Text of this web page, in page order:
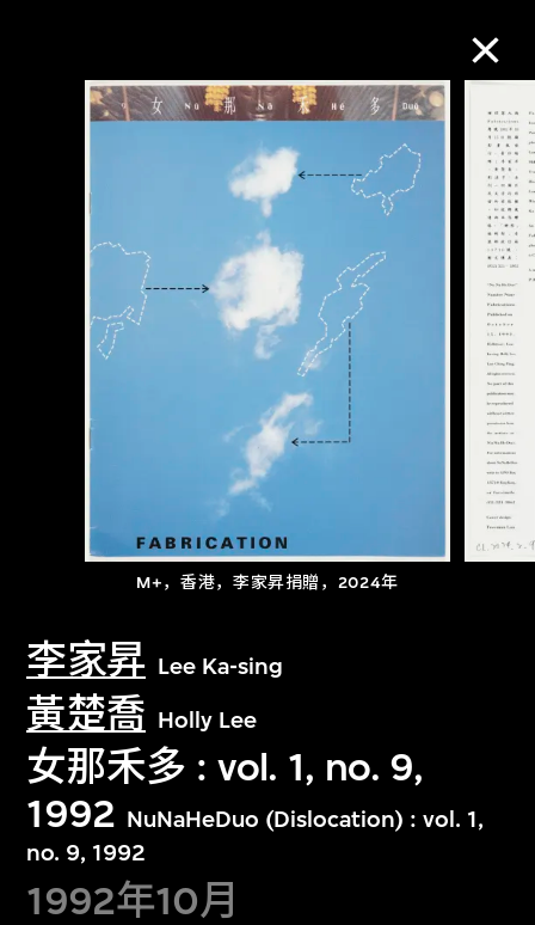
M+，香港，李家昇捐贈，2024年
李家昇 Lee Ka-sing
黃楚喬 Holly Lee
女那禾多 : vol. 1, no. 9,
1992 NuNaHeDuo (Dislocation) : vol. 1,
no. 9, 1992
1992年10月
M+藏品
进一步筛选 搜索
探索世界顶级的二十及二十一世纪视觉